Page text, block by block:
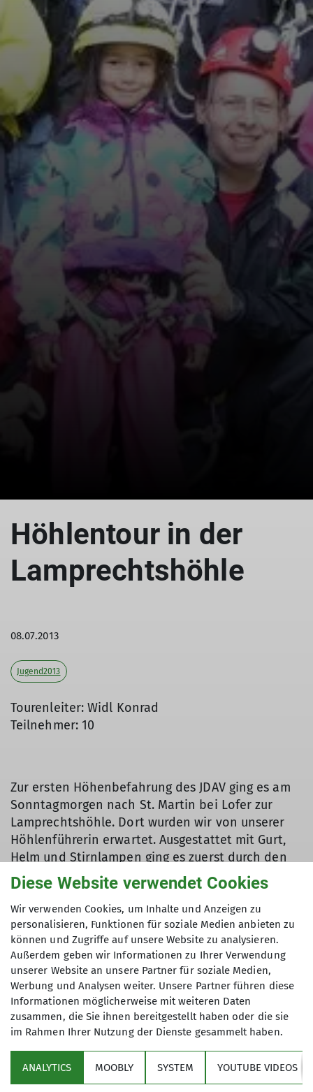
Höhlentour in der
Lamprechtshöhle
08.07.2013
Jugend2013
Tourenleiter: Widl Konrad
Teilnehmer: 10
Zur ersten Höhenbefahrung des JDAV ging es am
Sonntagmorgen nach St. Martin bei Lofer zur
Lamprechtshöhle. Dort wurden wir von unserer
Höhlenführerin erwartet. Ausgestattet mit Gurt,
Helm und Stirnlampen ging es zuerst durch den
öffentlich zugänglichen Schauteil zur
Kanzlergrotte. Dort zweigt der Weg in den
riesigen Forscherteil der Höhle ab der nur mit
Führer zugänglich ist. Erstes Hindernis hier war
eine schräge Plattenwand die auf Stahlstiften
kletternd, ähnlich wie am Klettersteig,
überwunden werden musste. Ab hier bekam
unsere Kleidung eine andere Farbe. Weiter ging es
tiefer in die Höhle, teils auf leichten Wegen, teils
auch kletternd an imposanten Felswänden und
tosenden Wasserläufen vorbei. Da momentan
relativ viel Wasser in der Höhle war, war für uns
der Weg als wir zirka einen Kilometer tief im Berg
Diese Website verwendet Cookies
Wir verwenden Cookies, um Inhalte und Anzeigen zu
personalisieren, Funktionen für soziale Medien anbieten zu
können und Zugriffe auf unsere Website zu analysieren.
Außerdem geben wir Informationen zu Ihrer Verwendung
unserer Website an unsere Partner für soziale Medien,
Werbung und Analysen weiter. Unsere Partner führen diese
Informationen möglicherweise mit weiteren Daten
zusammen, die Sie ihnen bereitgestellt haben oder die sie
im Rahmen Ihrer Nutzung der Dienste gesammelt haben.
ANALYTICS MOOBLY SYSTEM YOUTUBE VIDEOS